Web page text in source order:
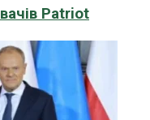
Patriot